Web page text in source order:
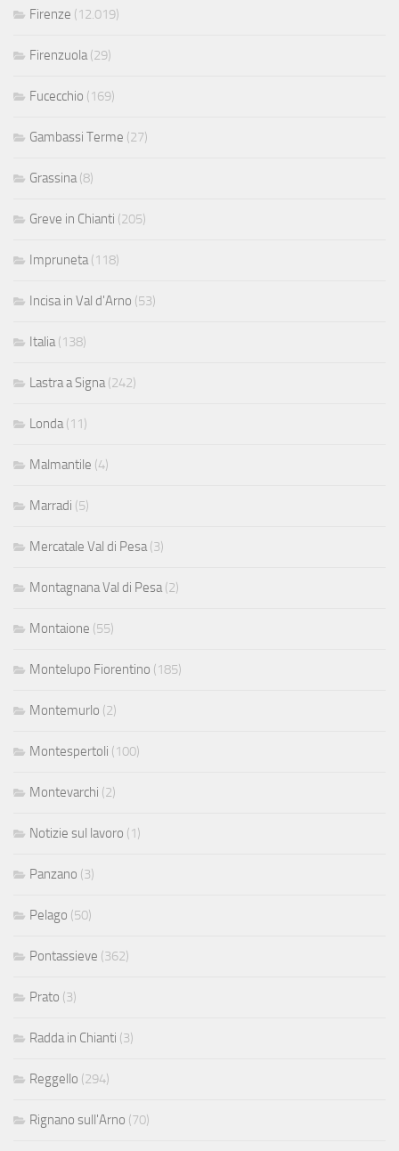
Firenze (12.019)
Firenzuola(29)
Fucecchio (169)
Gambassi Terme (27)
Grassina(8)
Greve in Chianti (205)
Impruneta(118)
Incisa in Val d'Arno (53)
Italia(138)
Lastra a Signa(242)
Londa(11)
Malmantile (4)
Marradi (5)
Mercatale Val di Pesa(3)
Montagnana Val di Pesa(2)
Montaione (55)
Montelupo Fiorentino (185)
Montemurlo (2)
Montespertoli (100)
Montevarchi (2)
Notizie sul lavoro (1)
Panzano (3)
Pelago (50)
Pontassieve (362)
Prato (3)
Radda in Chianti (3)
Reggello (294)
Rignano sull'Arno (70)